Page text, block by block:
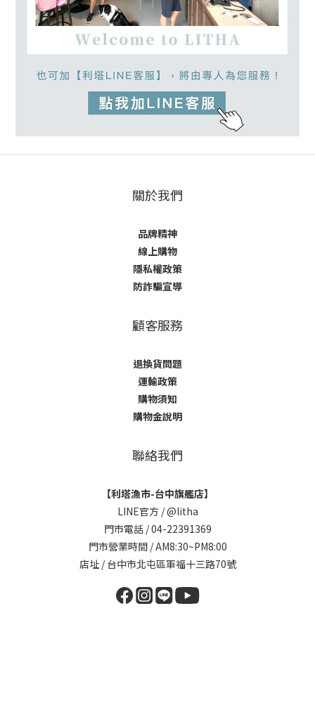
關於我們
品牌精神
線上購物
隱私權政策
防詐騙宣導
顧客服務
退換貨問題
運輸政策
購物須知
購物金說明
聯絡我們
【利塔漁市-台中旗艦店】
LINE官方 /@litha
門市電話 / 04-22391369
門市營業時間 / AM8:30~PM8:00
店址 / 台中市北屯區軍福十三路70號